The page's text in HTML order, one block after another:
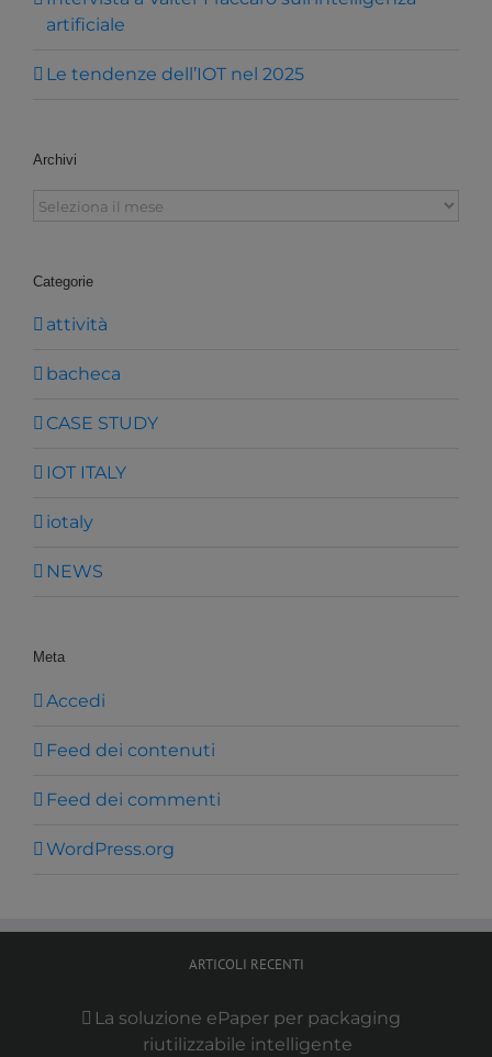
artificiale
Le tendenze dell’IOT nel 2025
Archivi
Archivi
Categorie
attività
bacheca
CASE STUDY
IOT ITALY
iotaly
NEWS
Meta
Accedi
Feed dei contenuti
Feed dei commenti
WordPress.org
ARTICOLI RECENTI
La soluzione ePaper per packaging
riutilizzabile intelligente